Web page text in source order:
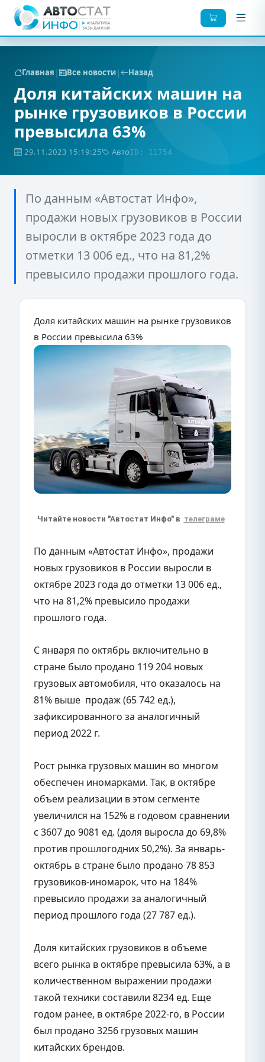
Главная | Все новости| Назад
Доля китайских машин на
рынке грузовиков в России
превысила 63%
29.11.2023 15:19:25 АвтоID: 11754
По данным «Автостат Инфо»,
продажи новых грузовиков в России
выросли в октябре 2023 года до
отметки 13 006 ед., что на 81,2%
превысило продажи прошлого года.
Доля китайских машин на рынке грузовиков
в России превысила 63%
Читайте новости "Автостат Инфо" в телеграме
По данным «Автостат Инфо», продажи
новых грузовиков в России выросли в
октябре 2023 года до отметки 13 006 ед.,
что на 81,2% превысило продажи
прошлого года.
С января по октябрь включительно в
стране было продано 119 204 новых
грузовых автомобиля, что оказалось на
81% выше продаж (65 742 ед.),
зафиксированного за аналогичный
период 2022 г.
Рост рынка грузовых машин во многом
обеспечен иномарками. Так, в октябре
объем реализации в этом сегменте
увеличился на 152% в годовом сравнении
с 3607 до 9081 ед. (доля выросла до 69,8%
против прошлогодних 50,2%). За январь-
октябрь в стране было продано 78 853
грузовиков-иномарок, что на 184%
превысило продажи за аналогичный
период прошлого года (27 787 ед.).
Доля китайских грузовиков в объеме
всего рынка в октябре превысила 63%, а в
количественном выражении продажи
такой техники составили 8234 ед. Еще
годом ранее, в октябре 2022-го, в России
был продано 3256 грузовых машин
китайских брендов.